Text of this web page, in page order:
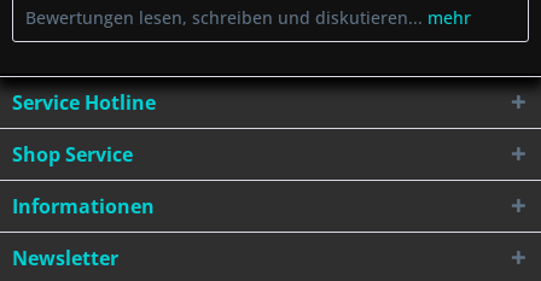
Bewertungen lesen, schreiben und diskutieren... mehr
Service Hotline
Shop Service
Informationen
Newsletter